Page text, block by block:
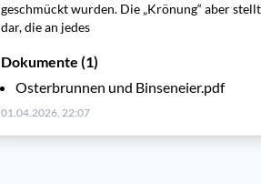
geschmückt wurden. Die „Krönung“ aber
dar, die an jedes
Dokumente (1)
Osterbrunnen und Binseneier.pdf
01.04.2026, 22:07